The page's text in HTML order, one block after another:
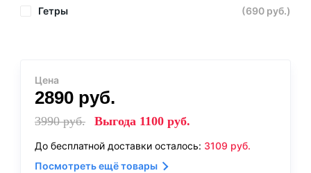
Гетры
(690 руб.)
Цена
2890 руб.
3990руб. Выгода 1100 руб.
До бесплатной доставки осталось: 3109 руб.
Посмотреть ещё товары